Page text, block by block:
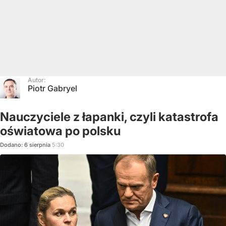
Autor:
Piotr Gabryel
Nauczyciele z łapanki, czyli katastrofa
oświatowa po polsku
Dodano: 6 sierpnia 5:30